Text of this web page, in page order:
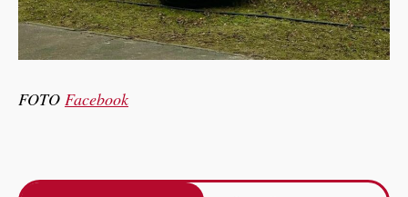
FOTO Facebook